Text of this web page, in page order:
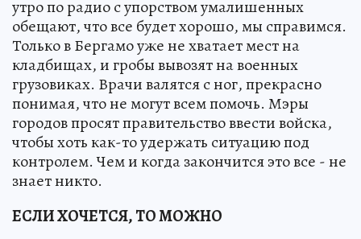
утро по радио с упорством умалишенных
обещают, что все будет хорошо, мы справимся.
Только в Бергамо уже не хватает мест на
кладбищах, и гробы вывозят на военных
грузовиках. Врачи валятся с ног, прекрасно
понимая, что не могут всем помочь. Мэры
городов просят правительство ввести войска,
чтобы хоть как-то удержать ситуацию под
контролем. Чем и когда закончится это все - не
знает никто.
ЕСЛИ ХОЧЕТСЯ, ТО МОЖНО